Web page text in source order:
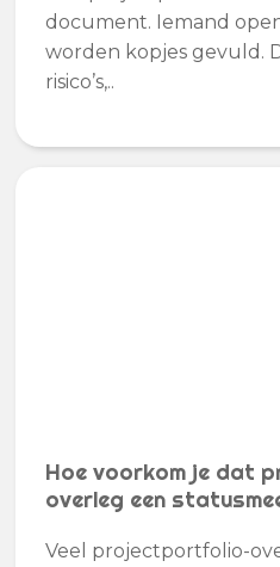
document. Iemand
worden kopjes gevuld.
risico’s,..
Hoe voorkom je dat
overleg een
Veel projectportfolio-